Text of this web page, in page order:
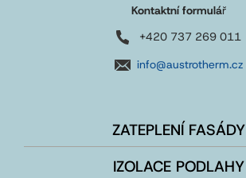
Kontaktní formulář
+420 737 269 011
info@austrotherm.cz
ZATEPLENÍ FASÁDY
IZOLACE PODLAHY